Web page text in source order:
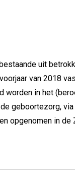
uit
van 2018
worden in het
geboortezorg,
opgenomen in